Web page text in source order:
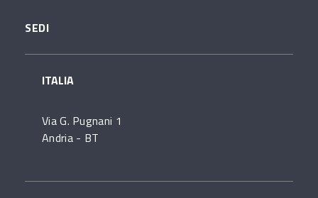
SEDI
ITALIA
Via G. Pugnani 1
Andria - BT